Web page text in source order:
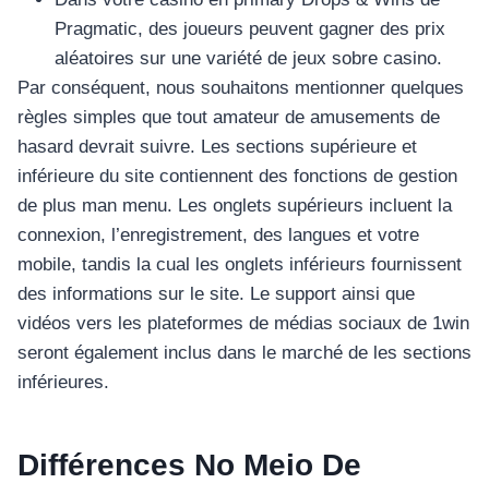
Pragmatic, des joueurs peuvent gagner des prix
aléatoires sur une variété de jeux sobre casino.
Par conséquent, nous souhaitons mentionner quelques
règles simples que tout amateur de amusements de
hasard devrait suivre. Les sections supérieure et
inférieure du site contiennent des fonctions de gestion
de plus man menu. Les onglets supérieurs incluent la
connexion, l’enregistrement, des langues et votre
mobile, tandis la cual les onglets inférieurs fournissent
des informations sur le site. Le support ainsi que
vidéos vers les plateformes de médias sociaux de 1win
seront également inclus dans le marché de les sections
inférieures.
Différences No Meio De